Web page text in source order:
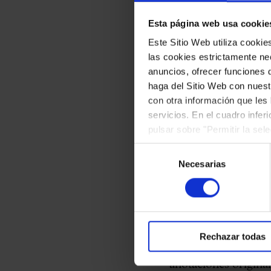
Esta página web usa
Este Sitio Web utiliza
las cookies estrictamente
anuncios, ofrecer funciones
haga del Sitio Web con
con otra información que
servicios. En el cuadro
pulsar sobre "Permitir la
podrá deshabilitar o
consentimiento
Necesarias
Rechazar todas
compositor en un
que empieza en
exilio en Argentina.
En la muestrase
estreno mundial
Teatro del Liceo el
Català, puesto
veinte años de su
Barcelona, la Coral
anotaciones